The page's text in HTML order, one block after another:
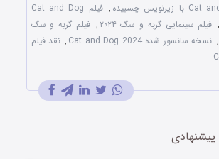
,
فیلم Cat and Dog
, فیلم سینمایی گربه و سگ ۲۰۲۴ , فیلم گربه و سگ
, نسخه سانسور شده Cat and Dog 2024 , نقد فیلم